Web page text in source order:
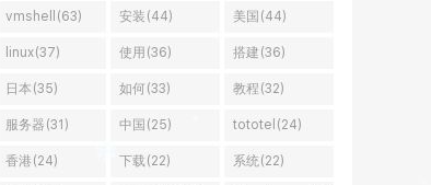
vmshell(63) 安装(44) 美国(44)
linux(37) 使用(36) 搭建(36)
日本(35) 如何(33) 教程(32)
服务器(31) 中国(25) tototel(24)
香港(24) 下载(22) 系统(22)